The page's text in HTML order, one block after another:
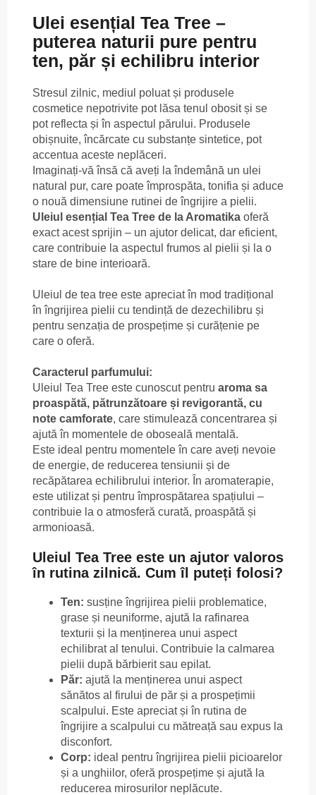
Ulei esențial Tea Tree –
puterea naturii pure pentru
ten, păr și echilibru interior
Stresul zilnic, mediul poluat și produsele
cosmetice nepotrivite pot lăsa tenul obosit și se
pot reflecta și în aspectul părului. Produsele
obișnuite, încărcate cu substanțe sintetice, pot
accentua aceste neplăceri.
Imaginați-vă însă că aveți la îndemână un ulei
natural pur, care poate împrospăta, tonifia și aduce
o nouă dimensiune rutinei de îngrijire a pielii.
Uleiul esențial Tea Tree de la Aromatika oferă
exact acest sprijin – un ajutor delicat, dar eficient,
care contribuie la aspectul frumos al pielii și la o
stare de bine interioară.
Uleiul de tea tree este apreciat în mod tradițional
în îngrijirea pielii cu tendință de dezechilibru și
pentru senzația de prospețime și curățenie pe
care o oferă.
Caracterul parfumului:
Uleiul Tea Tree este cunoscut pentru aroma sa
proaspătă, pătrunzătoare și revigorantă, cu
note camforate, care stimulează concentrarea și
ajută în momentele de oboseală mentală.
Este ideal pentru momentele în care aveți nevoie
de energie, de reducerea tensiunii și de
recăpătarea echilibrului interior. În aromaterapie,
este utilizat și pentru împrospătarea spațiului –
contribuie la o atmosferă curată, proaspătă și
armonioasă.
Uleiul Tea Tree este un ajutor valoros
în rutina zilnică. Cum îl puteți folosi?
Ten: susține îngrijirea pielii problematice,
grase și neuniforme, ajută la rafinarea
texturii și la menținerea unui aspect
echilibrat al tenului. Contribuie la calmarea
pielii după bărbierit sau epilat.
Păr: ajută la menținerea unui aspect
sănătos al firului de păr și a prospețimii
scalpului. Este apreciat și în rutina de
îngrijire a scalpului cu mătreață sau expus la
disconfort.
Corp: ideal pentru îngrijirea pielii picioarelor
și a unghiilor, oferă prospețime și ajută la
reducerea mirosurilor neplăcute.